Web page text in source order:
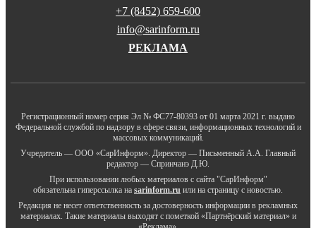
+7 (8452) 659-600
info@sarinform.ru
РЕКЛАМА
Регистрационный номер серия Эл № ФС77-80393 от 01 марта 2021 г. выдано
Федеральной службой по надзору в сфере связи, информационных технологий и
массовых коммуникаций.
Учредитель — ООО «СарИнформ». Директор — Письменный А.А. Главный
редактор — Спринчанэ Д.Ю.
При использовании любых материалов с сайта "СарИнформ"
обязательна гиперссылка на sarinform.ru или на страницу с новостью.
Редакция не несет ответственность за достоверность информации в рекламных
материалах. Такие материалы выходят с пометкой «Партнёрский материал» и